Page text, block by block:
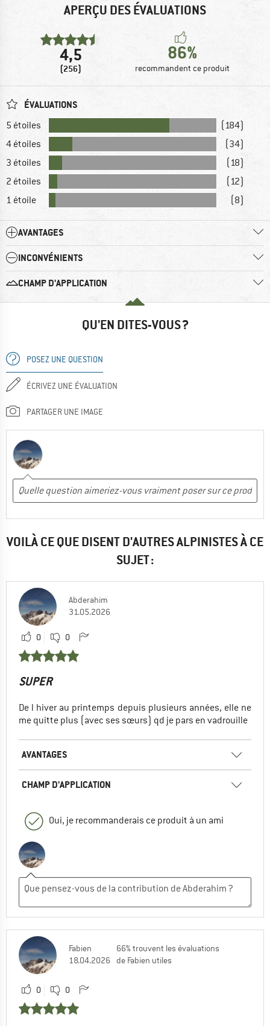
APERÇU DES ÉVALUATIONS
4,5
(256)
86%
recommandent ce produit
ÉVALUATIONS
5 étoiles
(184)
4 étoiles
(34)
3 étoiles
(18)
2 étoiles
(12)
1 étoile
(8)
AVANTAGES
INCONVÉNIENTS
CHAMP D'APPLICATION
QU'EN DITES-VOUS ?
POSEZ UNE QUESTION
ÉCRIVEZ UNE ÉVALUATION
PARTAGER UNE IMAGE
VOILÀ CE QUE DISENT D'AUTRES ALPINISTES À CE
SUJET :
Abderahim
31.05.2026
0 0
SUPER
De l hiver au printemps depuis plusieurs années, elle ne
me quitte plus (avec ses sœurs) qd je pars en vadrouille
AVANTAGES
CHAMP D'APPLICATION
Oui, je recommanderais ce produit à un ami
Fabien
18.04.2026
66% trouvent les évaluations
de Fabien utiles
0 0